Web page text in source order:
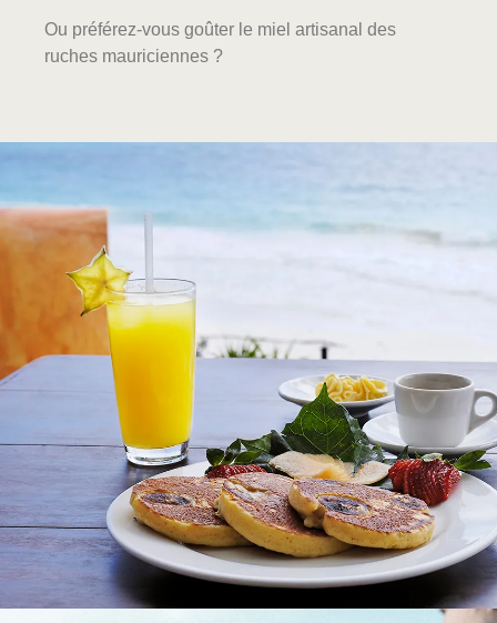
Ou préférez-vous goûter le miel artisanal des
ruches mauriciennes ?